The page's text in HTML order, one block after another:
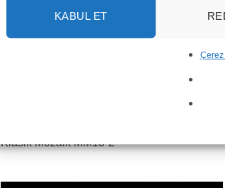
KABUL ET
Çerez
Klasik Mozaik MM13-2